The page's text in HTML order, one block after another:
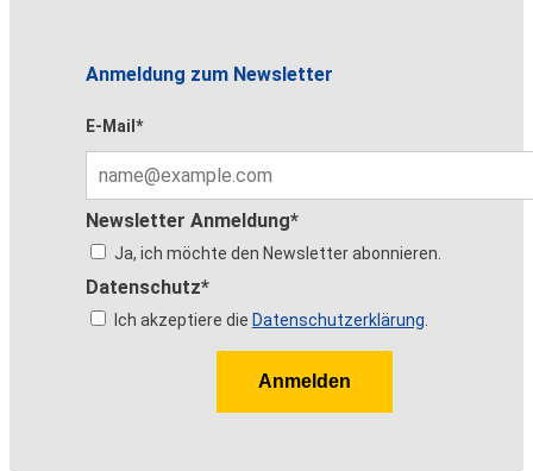
Anmeldung zum Newsletter
E-Mail*
Newsletter Anmeldung*
Ja, ich möchte den Newsletter abonnieren.
Datenschutz*
Ich akzeptiere die Datenschutzerklärung
Anmelden